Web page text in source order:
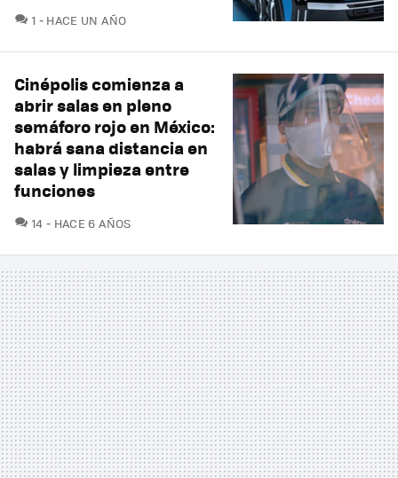
1 COMENTARIOS
HACE UN AÑO
Cinépolis comienza a
abrir salas en pleno
semáforo rojo en México:
habrá sana distancia en
salas y limpieza entre
funciones
14 COMENTARIOS
HACE 6 AÑOS